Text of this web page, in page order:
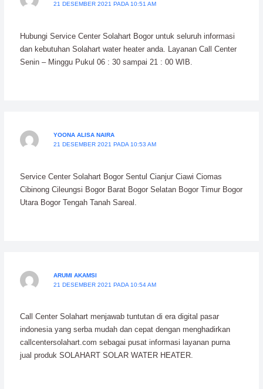
21 DESEMBER 2021 PADA 10:51 AM
Hubungi Service Center Solahart Bogor untuk seluruh informasi
dan kebutuhan Solahart water heater anda. Layanan Call Center
Senin – Minggu Pukul 06 : 30 sampai 21 : 00 WIB.
YOONA ALISA NAIRA
21 DESEMBER 2021 PADA 10:53 AM
Service Center Solahart Bogor Sentul Cianjur Ciawi Ciomas
Cibinong Cileungsi Bogor Barat Bogor Selatan Bogor Timur Bogor
Utara Bogor Tengah Tanah Sareal.
ARUMI AKAMSI
21 DESEMBER 2021 PADA 10:54 AM
Call Center Solahart menjawab tuntutan di era digital pasar
indonesia yang serba mudah dan cepat dengan menghadirkan
callcentersolahart.com sebagai pusat informasi layanan purna
jual produk SOLAHART SOLAR WATER HEATER.